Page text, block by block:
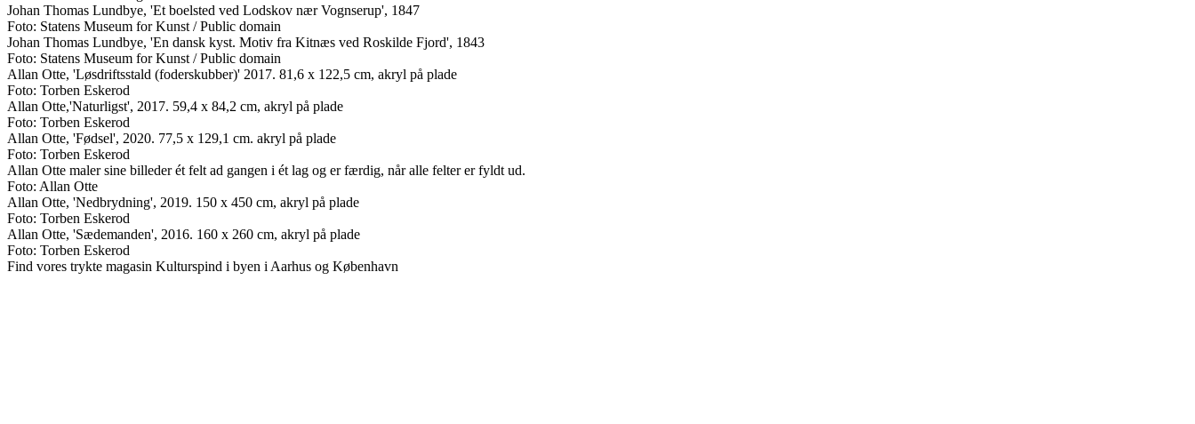
Johan Thomas Lundbye, 'Et boelsted ved Lodskov nær Vognserup', 1847
Foto: Statens Museum for Kunst / Public domain
Johan Thomas Lundbye, 'En dansk kyst. Motiv fra Kitnæs ved Roskilde Fjord', 1843
Foto: Statens Museum for Kunst / Public domain
Allan Otte, 'Løsdriftsstald (foderskubber)' 2017. 81,6 x 122,5 cm, akryl på plade
Foto: Torben Eskerod
Allan Otte,'Naturligst', 2017. 59,4 x 84,2 cm, akryl på plade
Foto: Torben Eskerod
Allan Otte, 'Fødsel', 2020. 77,5 x 129,1 cm. akryl på plade
Foto: Torben Eskerod
Allan Otte maler sine billeder ét felt ad gangen i ét lag og er færdig, når alle felter er fyldt ud.
Foto: Allan Otte
Allan Otte, 'Nedbrydning', 2019. 150 x 450 cm, akryl på plade
Foto: Torben Eskerod
Allan Otte, 'Sædemanden', 2016. 160 x 260 cm, akryl på plade
Foto: Torben Eskerod
Find vores trykte magasin Kulturspind i byen i Aarhus og København